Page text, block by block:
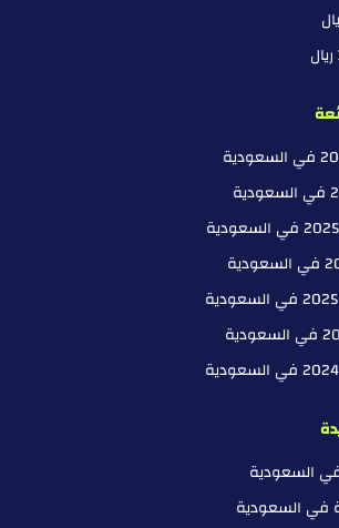
في السعودية
في السعودية